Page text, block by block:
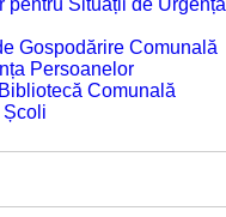
pentru Situații de Urgență
Gospodărire Comunală
Persoanelor
Comunală
Școli